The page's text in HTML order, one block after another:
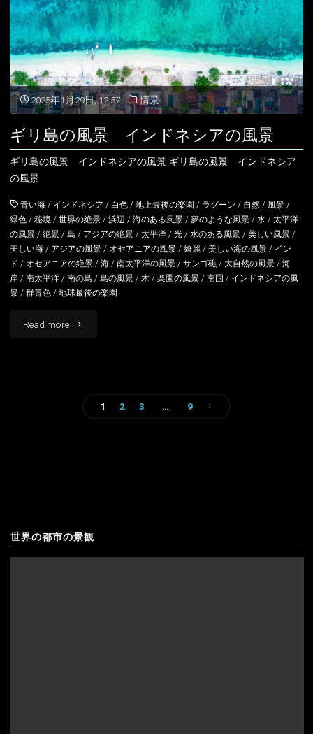
風
景
フ
ィ
ピ
の
風
景"
2025年1月29日, 12:57 情景
ギリ島の風景 インドネシアの風景
ギリ島の風景 インドネシアの風景 ギリ島の風景 インドネシア
の風景
青い海 / インドネシア /白色 /地上最後の楽園 / ラグーン / 自然 / 風景 /
緑色 /秘境 /世界の絶景 /浜辺 /海のある風景 /夢のような風景 /水 /太平洋
の風景 /絶景 /島 / アジアの絶景 /太平洋 /光 /水のある風景 /美しい風景 /
美しい海 / アジアの風景 / オセアニアの風景 /綺麗 /美しい海の風景 / イン
ド / オセアニアの絶景 /海 /南太平洋の風景 /サンゴ礁 /大自然の風景 /海
岸 /南太平洋 /南の島 /島の風景 /木 /楽園の風景 /南国 / インドネシアの風
景 /群青色 /地球最後の楽園
Read more "ギ
ド
ー
1 2 3 … 9
世界の都市の景観
アイスランド
アイルランド
アルバニア
アルメニア
イングランド
ウェールズ
ギリシャ